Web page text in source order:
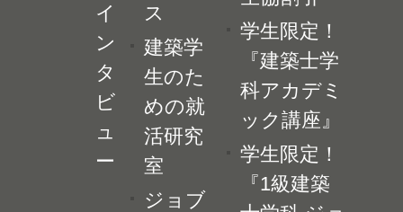
イ
ン
タ
ビ
ュ
ー
ス
建築学
生のた
めの就
活研究
室
ジョブ
学生限定！
『建築士学
科アカデミ
ック講座』
学生限定！
『1級建築